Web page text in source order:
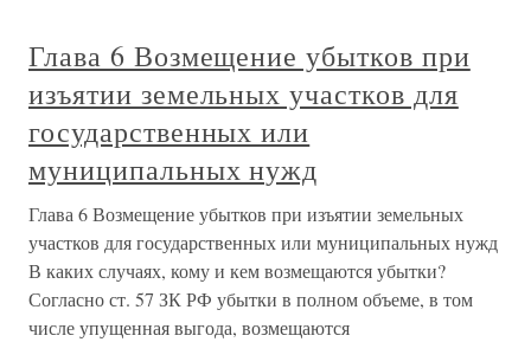
Глава 6 Возмещение убытков при
изъятии земельных участков для
государственных или
муниципальных нужд
Глава 6 Возмещение убытков при изъятии земельных
участков для государственных или муниципальных нужд
В каких случаях, кому и кем возмещаются убытки?
Согласно ст. 57 ЗК РФ убытки в полном объеме, в том
числе упущенная выгода, возмещаются